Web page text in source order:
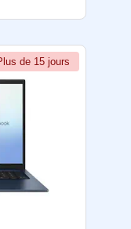
de 15 jours